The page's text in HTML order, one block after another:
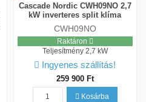
Cascade Nordic CWH09NO 2,7
kW inverteres split klíma
CWH09NO
Raktáron
Teljesítmény 2,7 kW
Ingyenes szállítás!
259 900 Ft
Kosárba